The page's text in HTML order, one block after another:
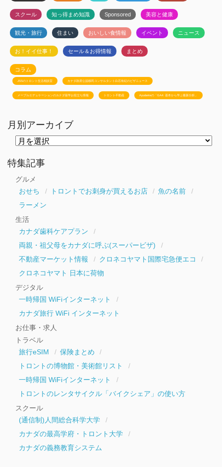
スクール 知っ得まめ知識 Sponsored 美容と健康
観光・旅行 住まい おいしい食情報 イベント ニュース
お！イイ仕事！ セール＆お得情報 まとめ
コラム
JSSのトロント生活相談室 カナダ政府公認移民コンサルタント白石有紀のビザニュース
メープルエデュケーションのカナダ留学お役立ち情報 トロント不動産 Ayudanteの「GA4: 基本から学ぶ最新分析」
月別アーカイブ
ー
カ
特集記事
グルメ
おせち
トロントでお刺身が買えるお店
魚の名前
ラーメン
生活
カナダ歯科ケアプラン
両親・祖父母をカナダに呼ぶ(スーパービザ)
不動産マーケット情報
クロネコヤマト国際宅急便エコ
クロネコヤマト 日本に荷物
デジタル
一時帰国 WiFiインターネット
カナダ旅行 WiFi インターネット
お仕事・求人
トラベル
旅行eSIM
保険まとめ
トロントの博物館・美術館リスト
一時帰国 WiFiインターネット
トロントのレンタサイクル「バイクシェア」の使い方
スクール
(通信制)人間総合科学大学
カナダの最高学府・トロント大学
カナダの義務教育システム